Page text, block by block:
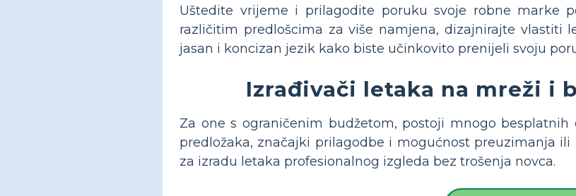
Uštedite vrijeme i prilagodite poruku svoje robne marke
različitim predlošcima za više namjena, dizajnirajte vlastiti
jasan i koncizan jezik kako biste učinkovito prenijeli svoju
Izrađivači letaka na mreži i
Za one s ograničenim budžetom, postoji mnogo
predložaka, značajki prilagodbe i mogućnost preuzimanja
za izradu letaka profesionalnog izgleda bez trošenja novca.